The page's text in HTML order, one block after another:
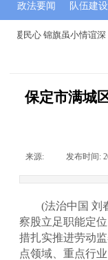
暖民心 锦旗虽小情谊深
政法要闻 队伍建设
保定市满城
来源: 发布时间:
(法治中国 刘
察股立足职能定
措扎实推进劳动
点领域、重点行